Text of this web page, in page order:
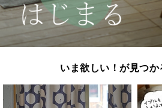
いま欲しい！が見つか